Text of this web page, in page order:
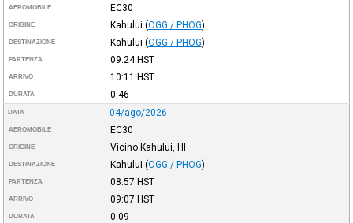
AEROMOBILE EC30
ORIGINE Kahului (OGG / PHOG)
DESTINAZIONE Kahului (OGG / PHOG)
PARTENZA 09:24HST
ARRIVO 10:11 HST
DURATA 0:46
DATA 04/ago/2026
AEROMOBILE EC30
ORIGINE Vicino Kahului, HI
DESTINAZIONE Kahului (OGG / PHOG)
PARTENZA 08:57 HST
ARRIVO 09:07 HST
DURATA 0:09